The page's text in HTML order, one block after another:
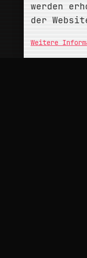
werden
der
Weitere